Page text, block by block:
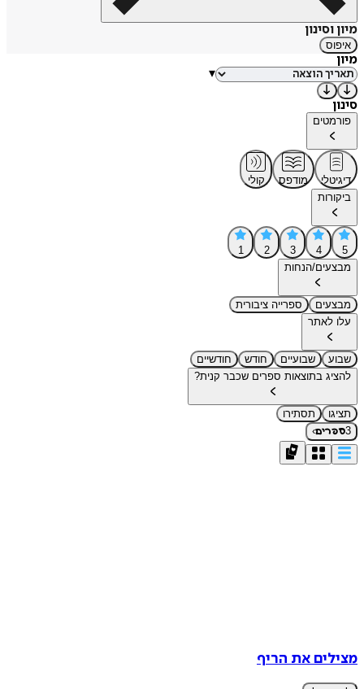
מיון וסינון
איפוס
מיון
▾
סינון
פורמטים
דיגיטלי מודפס
קולי
ביקורות
5
4
3
2
1
מבצעים/הנחות
מבצעים
ספרייה ציבורית
עלו לאתר
שבוע שבועיים חודש
חודשיים
להציג בתוצאות ספרים שכבר קנית?
תציגו
תסתירו
3ספרים›
מצילים את הריף